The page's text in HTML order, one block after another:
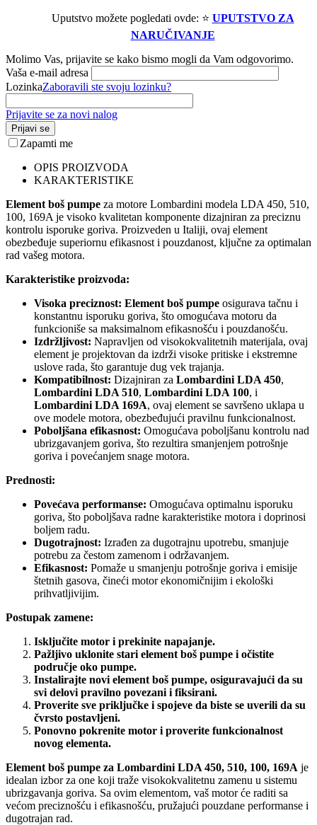
Uputstvo možete pogledati ovde: ⭐ UPUTSTVO ZA
NARUČIVANJE
Molimo Vas, prijavite se kako bismo mogli da Vam odgovorimo.
Vaša e-mail adresa
LozinkaZaboravili ste svoju lozinku?
Prijavite se za novi nalog
Prijavi se
Zapamti me
OPIS PROIZVODA
KARAKTERISTIKE
Element boš pumpe za motore Lombardini modela LDA 450, 510,
100, 169A je visoko kvalitetan komponente dizajniran za preciznu
kontrolu isporuke goriva. Proizveden u Italiji, ovaj element
obezbeđuje superiornu efikasnost i pouzdanost, ključne za optimalan
rad vašeg motora.
Karakteristike proizvoda:
Visoka preciznost: Element boš pumpe osigurava tačnu i
konstantnu isporuku goriva, što omogućava motoru da
funkcioniše sa maksimalnom efikasnošću i pouzdanošću.
Izdržljivost: Napravljen od visokokvalitetnih materijala, ovaj
element je projektovan da izdrži visoke pritiske i ekstremne
uslove rada, što garantuje dug vek trajanja.
Kompatibilnost: Dizajniran za Lombardini LDA 450,
Lombardini LDA 510, Lombardini LDA 100, i
Lombardini LDA 169A, ovaj element se savršeno uklapa u
ove modele motora, obezbeđujući pravilnu funkcionalnost.
Poboljšana efikasnost: Omogućava poboljšanu kontrolu nad
ubrizgavanjem goriva, što rezultira smanjenjem potrošnje
goriva i povećanjem snage motora.
Prednosti:
Povećava performanse: Omogućava optimalnu isporuku
goriva, što poboljšava radne karakteristike motora i doprinosi
boljem radu.
Dugotrajnost: Izrađen za dugotrajnu upotrebu, smanjuje
potrebu za čestom zamenom i održavanjem.
Efikasnost: Pomaže u smanjenju potrošnje goriva i emisije
štetnih gasova, čineći motor ekonomičnijim i ekološki
prihvatljivijim.
Postupak zamene:
Isključite motor i prekinite napajanje.
Pažljivo uklonite stari element boš pumpe i očistite
područje oko pumpe.
Instalirajte novi element boš pumpe, osiguravajući da su
svi delovi pravilno povezani i fiksirani.
Proverite sve priključke i spojeve da biste se uverili da su
čvrsto postavljeni.
Ponovno pokrenite motor i proverite funkcionalnost
novog elementa.
Element boš pumpe za Lombardini LDA 450, 510, 100, 169A je
idealan izbor za one koji traže visokokvalitetnu zamenu u sistemu
ubrizgavanja goriva. Sa ovim elementom, vaš motor će raditi sa
većom preciznošću i efikasnošću, pružajući pouzdane performanse i
dugotrajan rad.